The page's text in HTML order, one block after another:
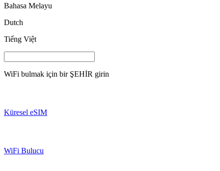
Bahasa Melayu
Dutch
Tiếng Việt
WiFi bulmak için bir ŞEHİR girin
Küresel eSIM
WiFi Bulucu